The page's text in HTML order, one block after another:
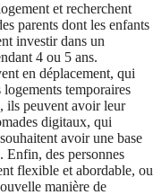
et recherchent
parents dont les enfants
investir dans un
4 ou 5 ans.
en déplacement, qui
logements temporaires
ils peuvent avoir leur
digitaux, qui
avoir une base
Enfin, des personnes
flexible et abordable, ou
manière de